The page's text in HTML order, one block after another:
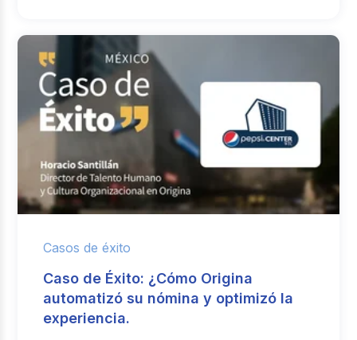
Casos de éxito
Caso de Éxito: ¿Cómo Origina
automatizó su nómina y optimizó la
experiencia.